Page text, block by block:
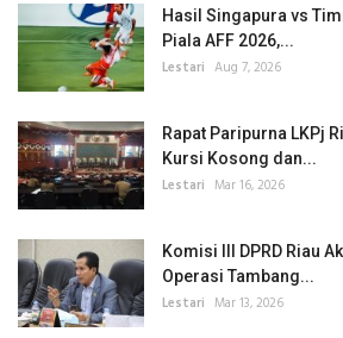
Hasil Singapura vs
Piala AFF 2026,...
Lestari Aug 7, 2026
Rapat Paripurna LKPj
Kursi Kosong dan...
Lestari Mar 16, 2026
Komisi III DPRD Riau
Operasi Tambang...
Lestari Mar 13, 2026